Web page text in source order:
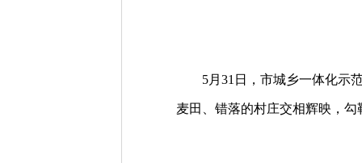
5月31日，市城乡一体化示范
麦田、错落的村庄交相辉映，